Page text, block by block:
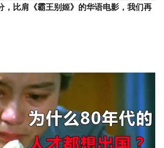
，比肩《霸王别姬》的华语电影，我们再